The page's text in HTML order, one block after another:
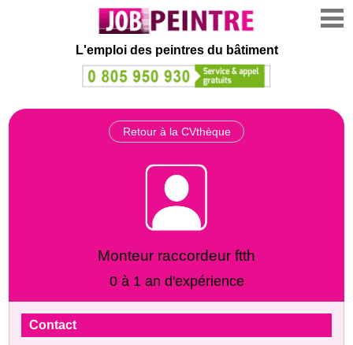
L'emploi des peintres du bâtiment
Retour à la CVthèque
Monteur raccordeur ftth
0 à 1 an d'expérience
Contact